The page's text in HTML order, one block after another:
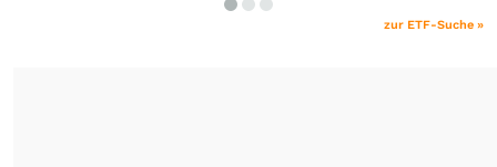
zur ETF-Suche »